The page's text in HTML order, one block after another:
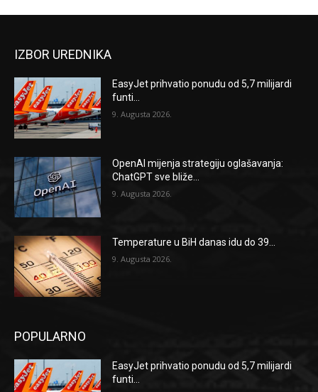
IZBOR UREDNIKA
EasyJet prihvatio ponudu od 5,7 milijardi
funti...
9. Augusta 2026.
OpenAI mijenja strategiju oglašavanja:
ChatGPT sve bliže...
9. Augusta 2026.
Temperature u BiH danas idu do 39...
9. Augusta 2026.
POPULARNO
EasyJet prihvatio ponudu od 5,7 milijardi
funti...